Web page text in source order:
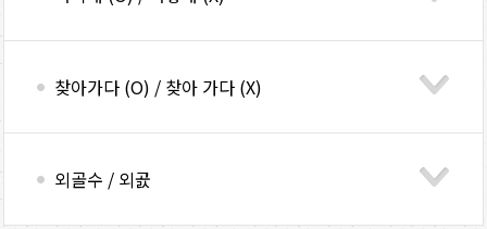
찾아가다 (O) / 찾아 가다 (X)
외골수 / 외곬